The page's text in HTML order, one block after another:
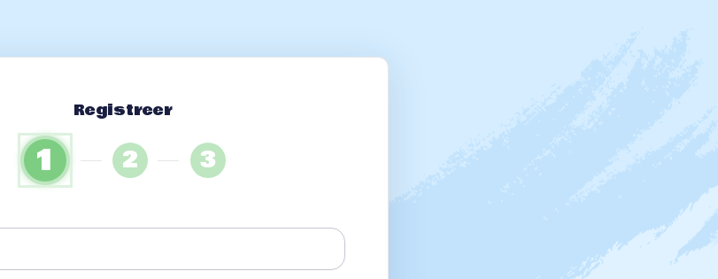
Registreer
1 2 3